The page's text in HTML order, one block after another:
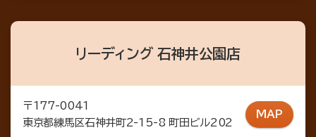
リーディング 石神井公園店
〒177-0041
東京都練馬区石神井町2-15-8 町田ビル202
MAP